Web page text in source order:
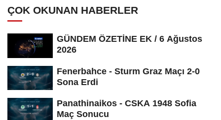
ÇOK OKUNAN HABERLER
GÜNDEM ÖZETİNE EK / 6 Ağustos
2026
Fenerbahce - Sturm Graz Maçı 2-0
Sona Erdi
Panathinaikos - CSKA 1948 Sofia
Maç Sonucu